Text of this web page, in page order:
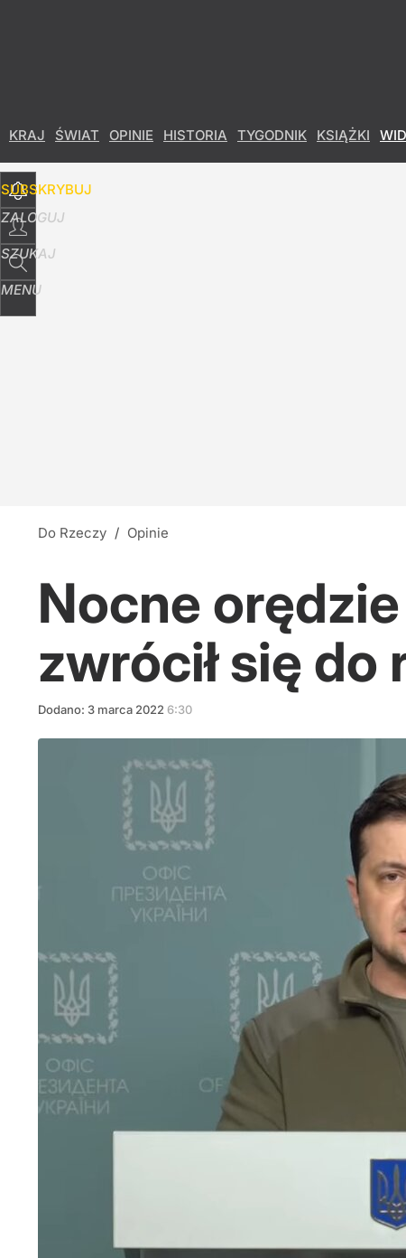
KRAJ ŚWIAT OPINIE HISTORIA TYGODNIK KSIĄŻKI
SUBSKRYBUJ
ZALOGUJ
SZUKAJ
MENU
Do Rzeczy / Opinie
Nocne
zwrócił się do
Dodano: 3 marca 2022 6:30